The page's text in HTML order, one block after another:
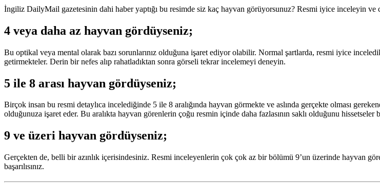
İngiliz DailyMail gazetesinin dahi haber yaptığı bu resimde siz kaç hayvan görüyorsunuz? Resmi iyice inceleyin ve
4 veya daha az hayvan gördüyseniz;
Bu optikal veya mental olarak bazı sorunlarınız olduğuna işaret ediyor olabilir. Normal şartlarda, resmi iyice
getirmekteler. Derin bir nefes alıp rahatladıktan sonra görseli tekrar incelemeyi deneyin.
5 ile 8 arası hayvan gördüyseniz;
Birçok insan bu resmi detaylıca incelediğinde 5 ile 8 aralığında hayvan görmekte ve aslında gerçekte olması
olduğunuza işaret eder. Bu aralıkta hayvan görenlerin çoğu resmin içinde daha fazlasının saklı olduğunu
9 ve üzeri hayvan gördüyseniz;
Gerçekten de, belli bir azınlık içerisindesiniz. Resmi inceleyenlerin çok çok az bir bölümü 9’un üzerinde hayvan
başarılısınız.